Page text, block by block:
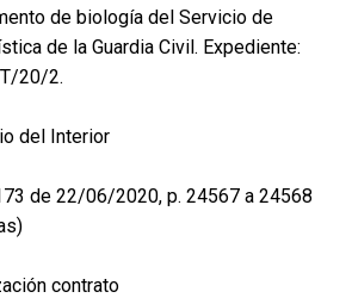
de biología del Servicio de
de la Guardia Civil. Expediente:
20/2.
del Interior
de 22/06/2020, p. 24567 a 24568
contrato